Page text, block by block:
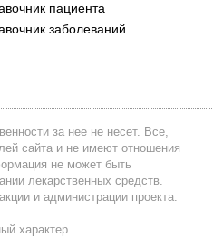
пациента
заболеваний
за нее не несет. Все,
сайта и не имеют отношения
не может быть
лекарственных средств.
и администрации проекта.
характер.